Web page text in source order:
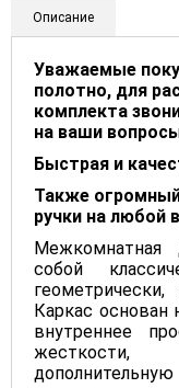
Описание
Уважаемые
полотно, для
комплекта
на ваши
Быстрая и
Также
ручки на любой
Межкомнатная
собой
Каркас основан
внутреннее
жесткости,